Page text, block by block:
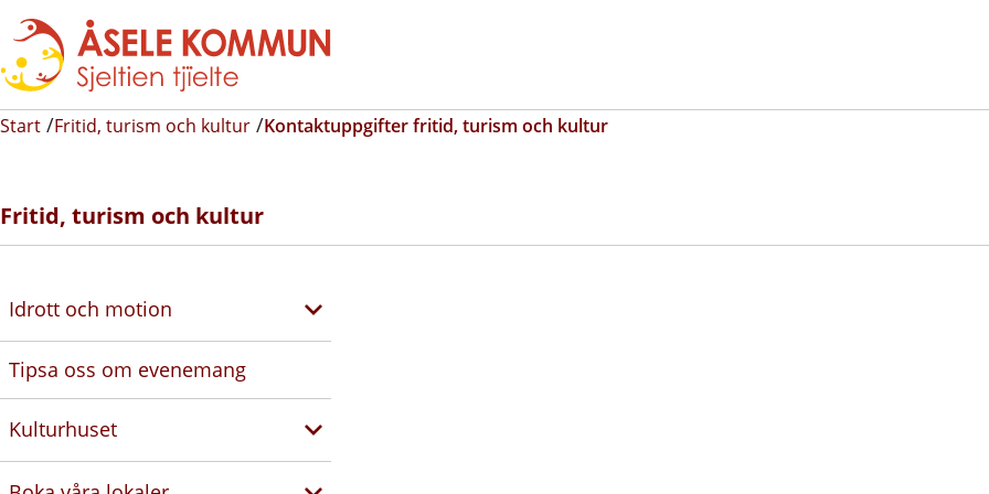
Start Fritid, turism och kultur Kontaktuppgifter fritid, turism och kultur
Fritid, turism och kultur
Idrott och motion
Tipsa oss om evenemang
Kulturhuset